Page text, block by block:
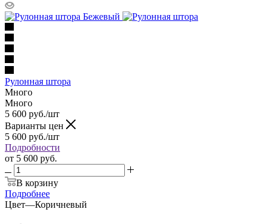
Рулонная штора
Много
Много
5 600 руб./шт
Варианты цен
5 600 руб./шт
Подробности
от 5 600 руб.
В корзину
Подробнее
Цвет—Коричневый